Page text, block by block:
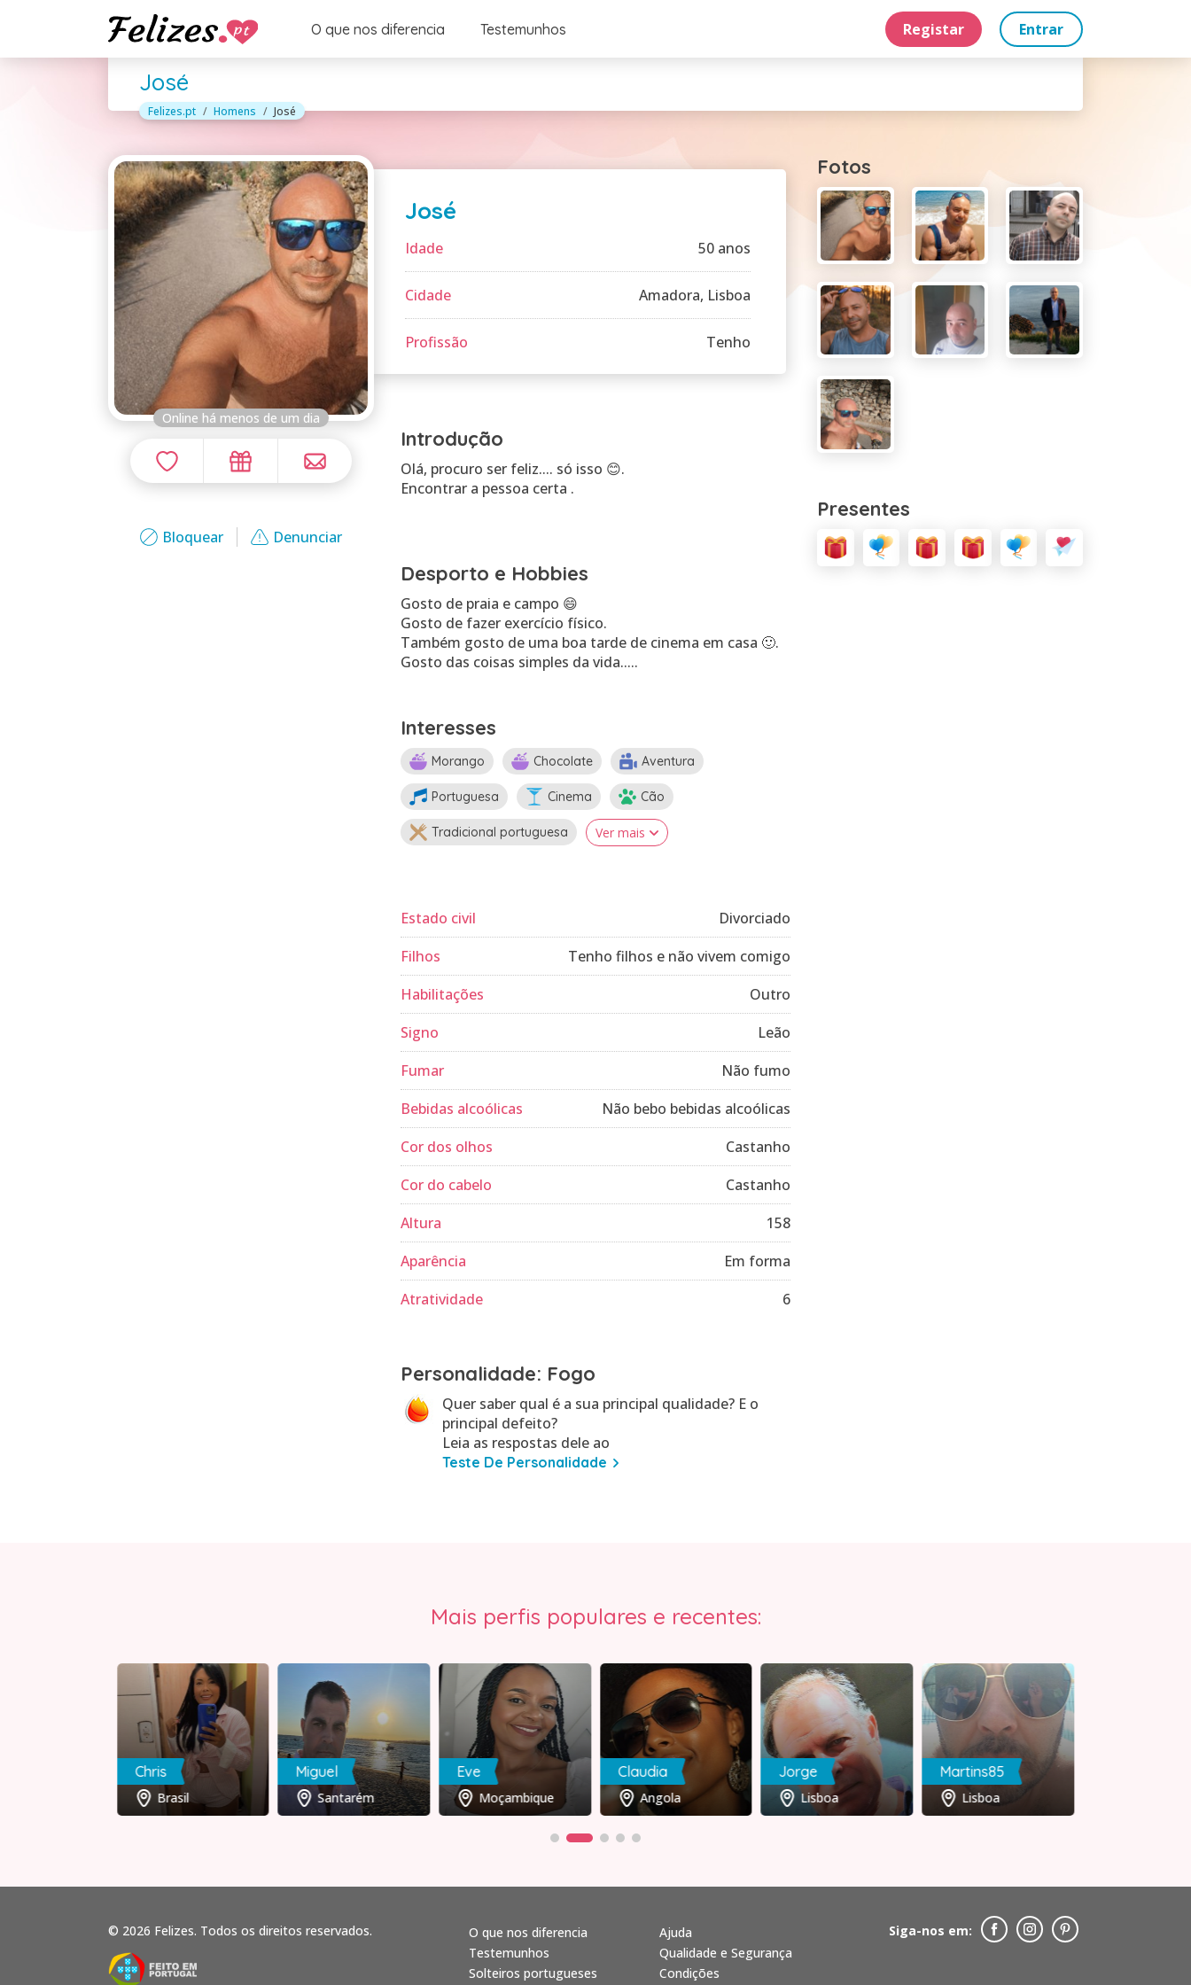
O que nos diferencia Testemunhos Registar Entrar
José
Felizes.pt Homens José
Online há menos de um dia
Bloquear Denunciar
José
Idade 50 anos
Cidade Amadora, Lisboa
Profissão Tenho
Introdução
Olá, procuro ser feliz.... só isso 😊.
Encontrar a pessoa certa .
Desporto e Hobbies
Gosto de praia e campo 😄
Gosto de fazer exercício físico.
Também gosto de uma boa tarde de cinema em casa 🙂.
Gosto das coisas simples da vida.....
Interesses
Morango Chocolate Aventura
Portuguesa Cinema Cão
Tradicional portuguesa Ver mais
Estado civil
Divorciado
Filhos
Tenho filhos e não vivem comigo
Habilitações
Outro
Signo
Leão
Fumar
Não fumo
Bebidas alcoólicas
Não bebo bebidas alcoólicas
Cor dos olhos
Castanho
Cor do cabelo
Castanho
Altura
158
Aparência
Em forma
Atratividade
6
Personalidade: Fogo
Quer saber qual é a sua principal qualidade? E o
principal defeito?
Leia as respostas dele ao
Teste De Personalidade
Fotos
Presentes
Mais perfis populares e recentes:
Chris
Brasil
Miguel
Santarém
Eve
Moçambique
Claudia
Angola
Jorge
Lisboa
Martins85
Lisboa
© 2026 Felizes. Todos os direitos reservados.
O que nos diferencia
Testemunhos
Solteiros portugueses
Ajuda
Qualidade e Segurança
Condições
Siga-nos em: